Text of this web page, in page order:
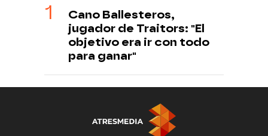
Cano Ballesteros,
jugador de Traitors: "El
objetivo era ir con todo
para ganar"